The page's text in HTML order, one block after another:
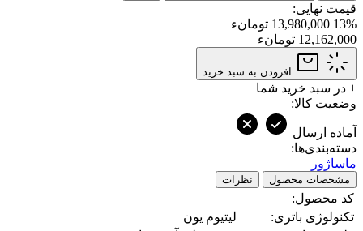
قیمت نهایی:
13% 13,980,000 تومانء
12,162,000 تومانء
افزودن به سبد خرید
+ در سبد خرید شما
وضعیت کالا:
آماده ارسال
دسته‌بندی‌ها:
ماساژور
مشخصات محصول نظرات
کد محصول:
تکنولوژی باتری:
لیتیوم یون